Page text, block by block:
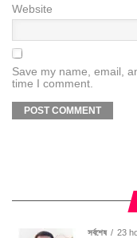
Website
Save my name, email,
time I comment.
সর্বশেষ 23